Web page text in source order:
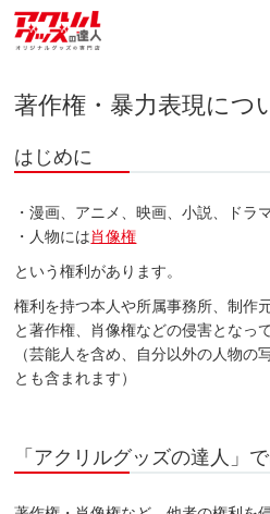
著作権・暴力表現につ
はじめに
・漫画、アニメ、映画、小説、ドラ
・人物には肖像権
という権利があります。
権利を持つ本人や所属事務所、制作
と著作権、肖像権などの侵害となっ
（芸能人を含め、自分以外の人物の
とも含まれます）
「アクリルグッズの達人」